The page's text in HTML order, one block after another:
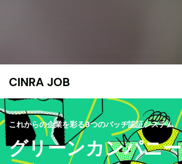
CINRA JOB
これからの企業を彩る9つのバッヂ認証システム
グリーンカンパニー